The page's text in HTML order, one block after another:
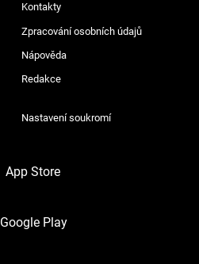
Kontakty
Zpracování osobních údajů
Nápověda
Redakce
Nastavení soukromí
App Store
Google Play